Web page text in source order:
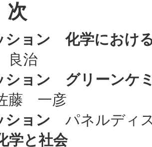
次
ション 化学におけ
良治
ション
グリーンケ
藤 一彦
ション パネルディ
学と社会